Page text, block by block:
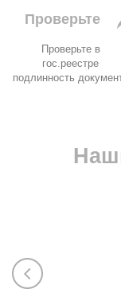
Проверьте
Проверьте в
гос.реестре
подлинность